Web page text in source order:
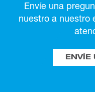
Envíe una
nuestro a nuestro
ENVÍE